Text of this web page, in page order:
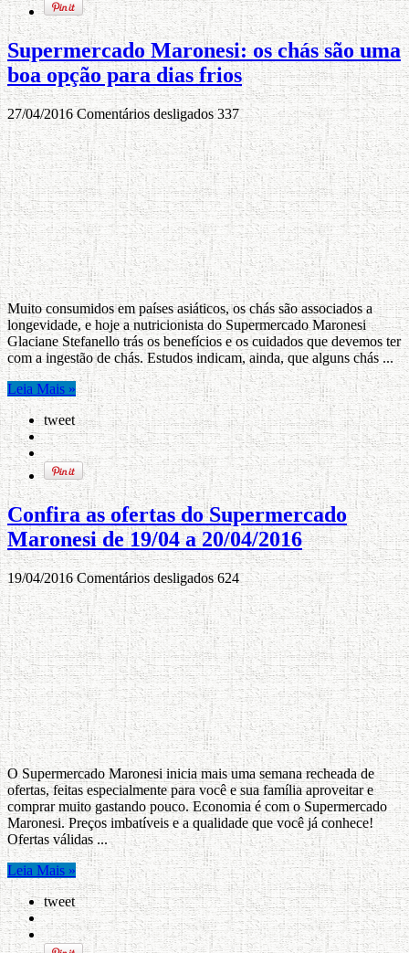
Supermercado Maronesi: os chás são uma
boa opção para dias frios
27/04/2016 Comentários desligados 337
Muito consumidos em países asiáticos, os chás são associados a
longevidade, e hoje a nutricionista do Supermercado Maronesi
Glaciane Stefanello trás os benefícios e os cuidados que devemos ter
com a ingestão de chás. Estudos indicam, ainda, que alguns chás ...
Leia Mais »
tweet
Confira as ofertas do Supermercado
Maronesi de 19/04 a 20/04/2016
19/04/2016 Comentários desligados 624
O Supermercado Maronesi inicia mais uma semana recheada de
ofertas, feitas especialmente para você e sua família aproveitar e
comprar muito gastando pouco. Economia é com o Supermercado
Maronesi. Preços imbatíveis e a qualidade que você já conhece!
Ofertas válidas ...
Leia Mais »
tweet